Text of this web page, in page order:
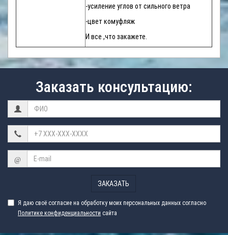
-усиление углов от сильного ветра
-цвет комуфляж
И все ,что закажете.
Заказать консультацию:
@
ЗАКАЗАТЬ
Я даю своё согласие на обработку моих персональных данных согласно
Политике конфиденциальности сайта